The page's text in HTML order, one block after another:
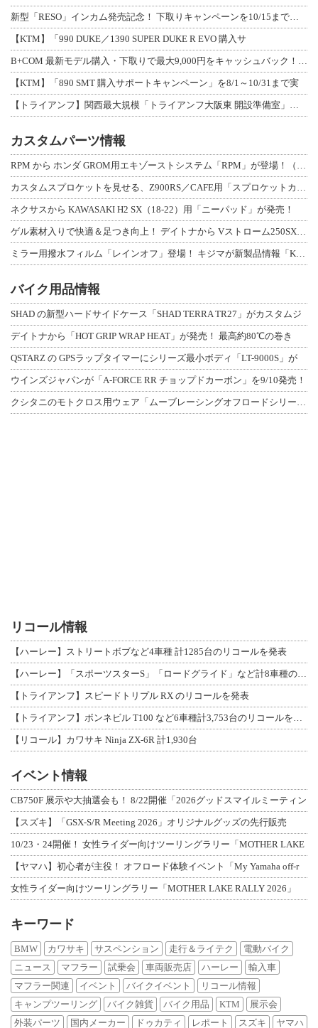
【KTM】「990 DUKE／1390 SUPER DUKE R EVO 購入サ
【KTM】「890 SMT 購入サポートキャンペーン」を8/1～10/31まで実
カスタムパーツ情報
ネクサスから KAWASAKI H2 SX（18-22）用「ニーパッド」が発売！
バイク用品情報
SHAD の新型ハードサイドケース「SHAD TERRA TR27」がカスタムジ
デイトナから「HOT GRIP WRAP HEAT」が発売！ 最高約80℃の巻き
QSTARZ の GPSラップタイマーにシリーズ最小ボディ「LT-9000S」が
ウインズジャパンが「A-FORCE RR チョップドカーボン」を9/10発売！
リコール情報
【ハーレー】ストリートボブなど4車種 計1285台のリコールを発表
【トライアンフ】スピードトリプル RX のリコールを発表
【リコール】カワサキ Ninja ZX-6R 計1,930台
イベント情報
CB750F 展示や大抽選会も！ 8/22開催「2026グッドスマイルミーティン
【スズキ】「GSX-S/R Meeting 2026」オリジナルグッズの先行販売
10/23・24開催！ 女性ライダー向けツーリングラリー「MOTHER LAKE
【ヤマハ】初心者が主役！ オフロード体験イベント「My Yamaha off-r
女性ライダー向けツーリングラリー「MOTHER LAKE RALLY 2026」
キーワード
BMW カワサキ サスペンション 走行＆ライテク
電動バイク
ニュース
マフラー 試乗会 車両販売店 ハーレー
輸入車
マフラー関連
イベント バイクイベント
リコール情報
キャンプツーリング
バイク雑貨 バイク用品 KTM
展示会
外装パーツ
国内メーカー ドゥカティ レポート スズキ ヤマハ